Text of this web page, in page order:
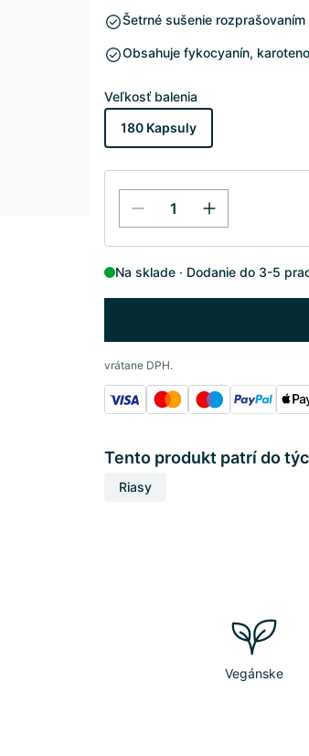
Šetrné sušenie
Obsahuje fykocyanín,
Veľkosť balenia
180 Kapsuly
Na sklade Dodanie do 3-5
vrátane DPH.
Tento produkt patrí do
Riasy
Vegánske